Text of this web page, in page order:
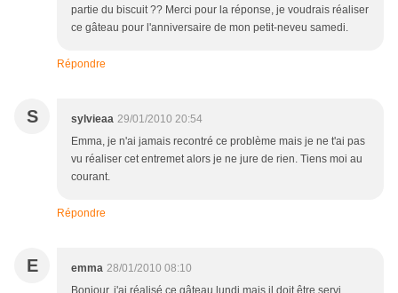
partie du biscuit ?? Merci pour la réponse, je voudrais réaliser
ce gâteau pour l'anniversaire de mon petit-neveu samedi.
Répondre
S sylvieaa 29/01/2010 20:54
Emma, je n'ai jamais recontré ce problème mais je ne t'ai pas
vu réaliser cet entremet alors je ne jure de rien. Tiens moi au
courant.
Répondre
E emma 28/01/2010 08:10
Bonjour, j'ai réalisé ce gâteau lundi mais il doit être servi